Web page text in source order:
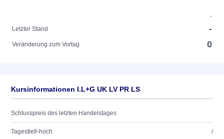
-
Letzter Stand
-
Veränderung zum Vortag 0
Kursinformationen I.L+G UK LV PR LS
Schlusspreis des letzten Handelstages
Tagestief/-hoch /